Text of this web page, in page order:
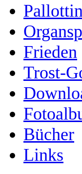
Frieden
Trost-
Bücher
Links